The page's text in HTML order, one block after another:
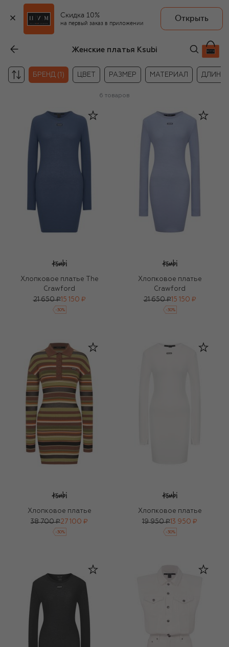
Скидка 10%
на первый заказ в приложении
Открыть
Женские платья Ksubi
БРЕНД (1) ЦВЕТ РАЗМЕР МАТЕРИАЛ ДЛИНА
6 товаров
Хлопковое платье The
Crawford
21 650 ₽15 150 ₽
-30%
Хлопковое платье
Crawford
21 650 ₽15 150 ₽
-30%
Хлопковое платье
38 700 ₽27 100 ₽
-30%
Хлопковое платье
19 950 ₽ 13 950 ₽
-30%